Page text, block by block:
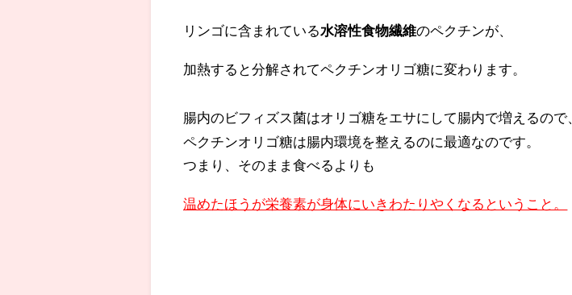
リンゴに含まれている水溶性食物繊維のペクチンが、
加熱すると分解されてペクチンオリゴ糖に変わります。
腸内のビフィズス菌はオリゴ糖をエサにして腸内で増えるので、
ペクチンオリゴ糖は腸内環境を整えるのに最適なのです。
つまり、そのまま食べるよりも
温めたほうが栄養素が身体にいきわたりやくなるということ。